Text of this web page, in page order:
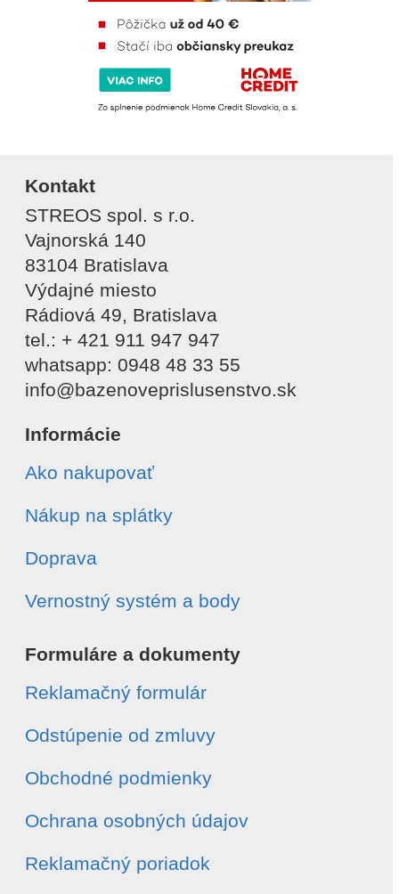
Kontakt
STREOS spol. s r.o.
Vajnorská 140
83104 Bratislava
Výdajné miesto
Rádiová 49, Bratislava
tel.: + 421 911 947 947
whatsapp: 0948 48 33 55
info@bazenoveprislusenstvo.sk
Informácie
Ako nakupovať
Nákup na splátky
Doprava
Vernostný systém a body
Formuláre a dokumenty
Reklamačný formulár
Odstúpenie od zmluvy
Obchodné podmienky
Ochrana osobných údajov
Reklamačný poriadok